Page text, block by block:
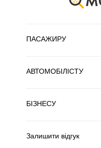
ПАСАЖИРУ
АВТОМОБІЛІСТУ
БІЗНЕСУ
Залишити відгук